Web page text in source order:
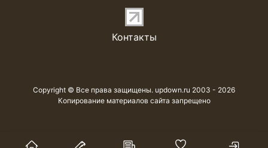
Контакты
Copyright © Все права защищены. updown.ru 2003 - 2026
Копирование материалов сайта запрещено